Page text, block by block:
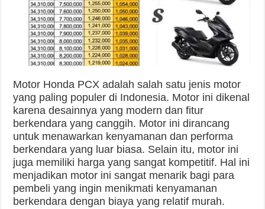
Motor Honda PCX adalah salah satu jenis motor
yang paling populer di Indonesia. Motor ini dikenal
karena desainnya yang modern dan fitur
berkendara yang canggih. Motor ini dirancang
untuk menawarkan kenyamanan dan performa
berkendara yang luar biasa. Selain itu, motor ini
juga memiliki harga yang sangat kompetitif. Hal ini
menjadikan motor ini sangat menarik bagi para
pembeli yang ingin menikmati kenyamanan
berkendara dengan biaya yang relatif murah.